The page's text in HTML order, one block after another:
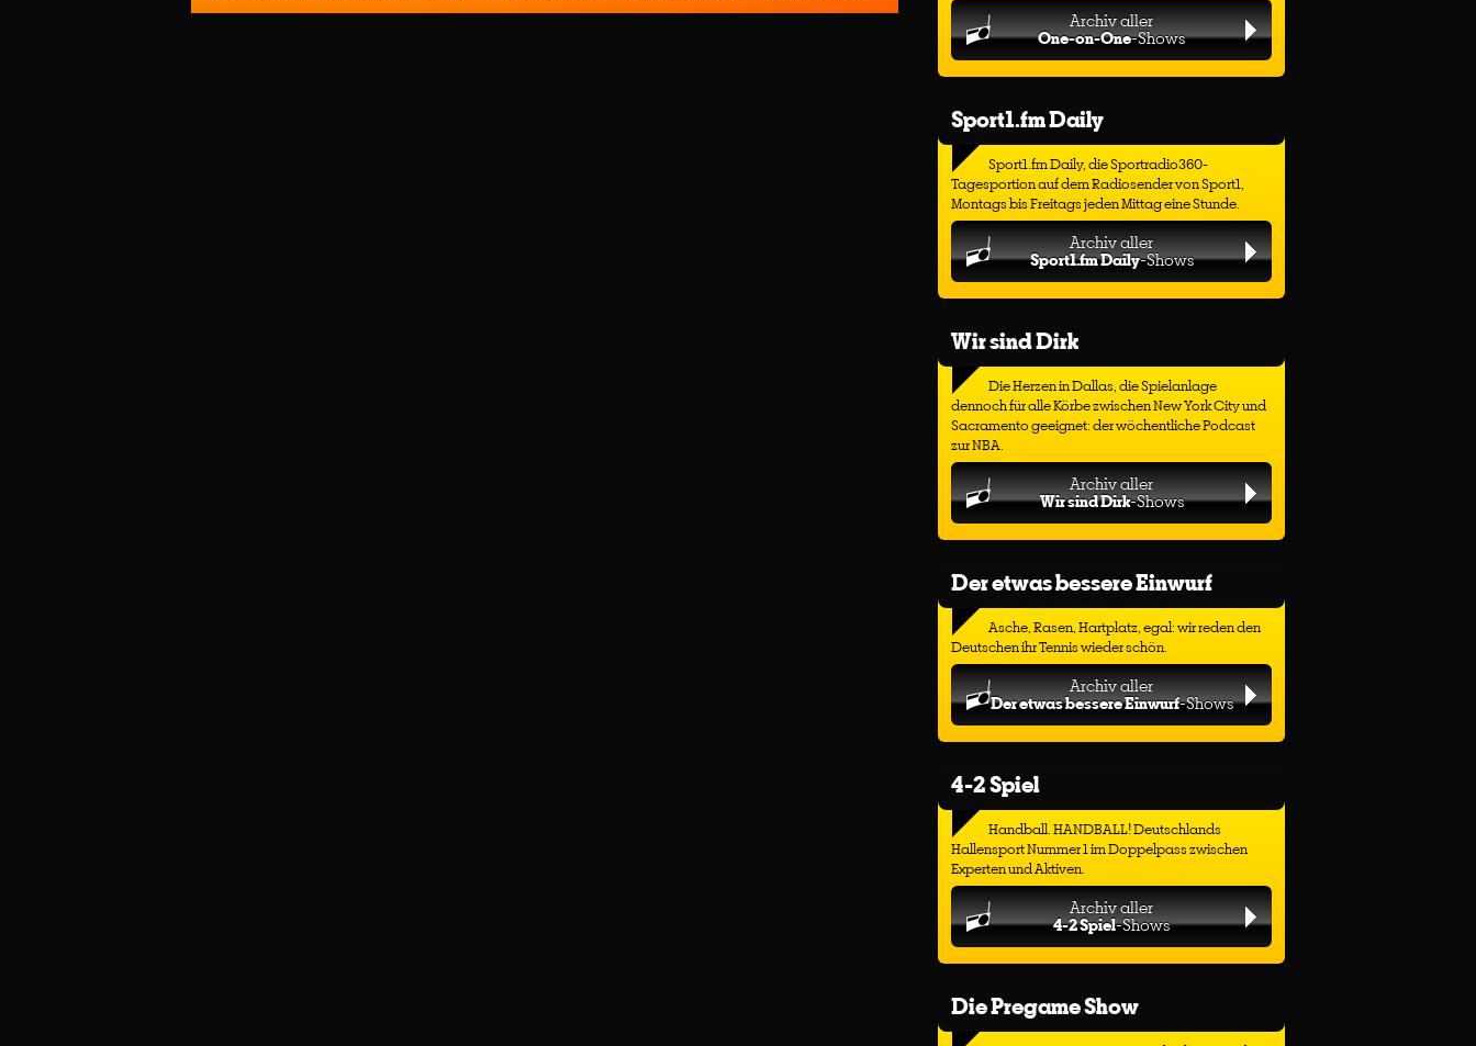
Archiv aller
One-on-One-Shows
Sport1.fm Daily
Sport1.fm Daily, die Sportradio360-
Tagesportion auf dem Radiosender von Sport1,
Montags bis Freitags jeden Mittag eine Stunde.
Archiv aller
Sport1.fm Daily-Shows
Wir sind Dirk
Die Herzen in Dallas, die Spielanlage
dennoch für alle Körbe zwischen New York City und
Sacramento geeignet: der wöchentliche Podcast
zur NBA.
Archiv aller
Wir sind Dirk-Shows
Der etwas bessere Einwurf
Asche, Rasen, Hartplatz, egal: wir reden den
Deutschen ihr Tennis wieder schön.
Archiv aller
Der etwas bessere Einwurf-Shows
4-2 Spiel
Handball. HANDBALL! Deutschlands
Hallensport Nummer 1 im Doppelpass zwischen
Experten und Aktiven.
Archiv aller
4-2 Spiel-Shows
Die Pregame Show